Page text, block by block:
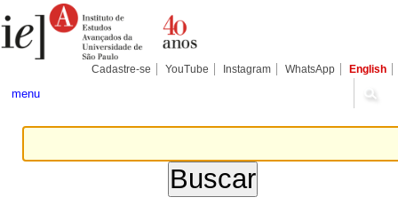
para
conteúdo.
Pessoais
Cadastre-se YouTube Instagram WhatsApp English
menu